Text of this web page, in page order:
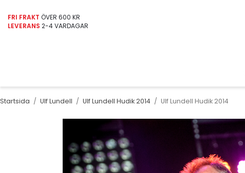
FRI FRAKT ÖVER 600 KR
LEVERANS 2-4 VARDAGAR
Startsida / Ulf Lundell / Ulf Lundell Hudik 2014 / Ulf Lundell Hudik 2014